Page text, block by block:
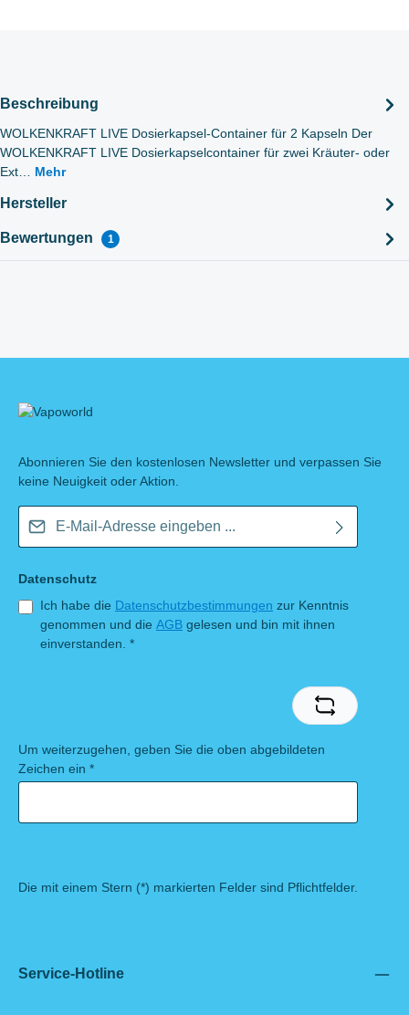
Beschreibung
WOLKENKRAFT LIVE Dosierkapsel-Container für 2 Kapseln Der
WOLKENKRAFT LIVE Dosierkapselcontainer für zwei Kräuter- oder
Ext… Mehr
Hersteller
Bewertungen 1
Abonnieren Sie den kostenlosen Newsletter und verpassen Sie
keine Neuigkeit oder Aktion.
Datenschutz
Ich habe die Datenschutzbestimmungen zur Kenntnis
genommen und die AGB gelesen und bin mit ihnen
einverstanden. *
Um weiterzugehen, geben Sie die oben abgebildeten
Zeichen ein *
Die mit einem Stern (*) markierten Felder sind Pflichtfelder.
Service-Hotline